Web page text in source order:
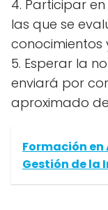
4. Participar
las que se
5. Esperar la
enviará por
aproximado
Formación
Gestión de la